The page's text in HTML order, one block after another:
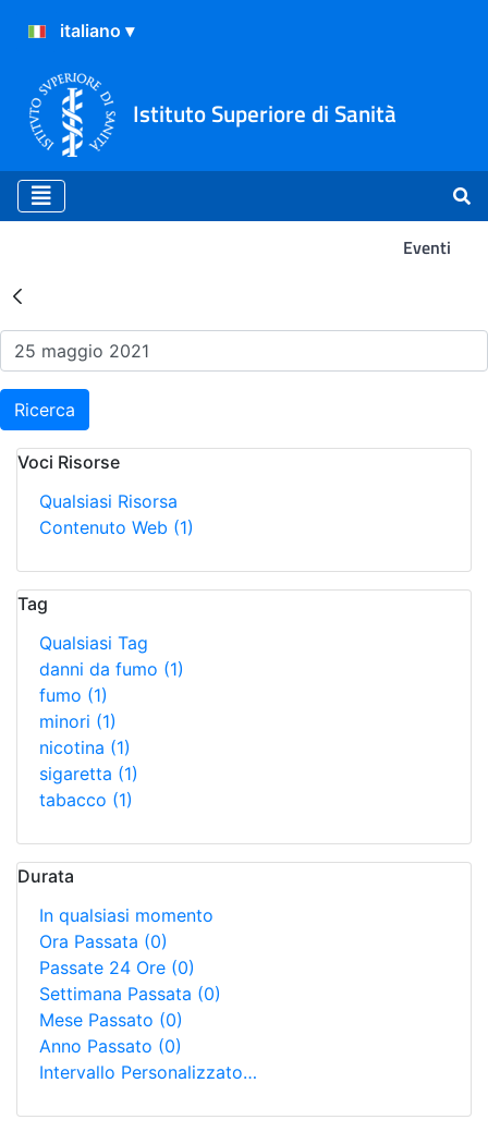
Istituto Superiore di Sanità
Eventi
Risultati della Ricerca -
Ricerca
Voci Risorse
Qualsiasi Risorsa
Contenuto Web (1)
Tag
Qualsiasi Tag
danni da fumo (1)
fumo (1)
minori (1)
nicotina (1)
sigaretta (1)
tabacco (1)
Durata
In qualsiasi momento
Ora Passata (0)
Passate 24 Ore (0)
Settimana Passata (0)
Mese Passato (0)
Anno Passato (0)
Intervallo Personalizzato…